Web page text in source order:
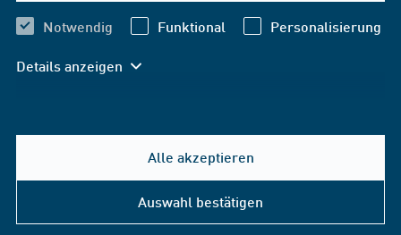
Notwendig Funktional Personalisierung
Details anzeigen
Alle akzeptieren
Auswahl bestätigen